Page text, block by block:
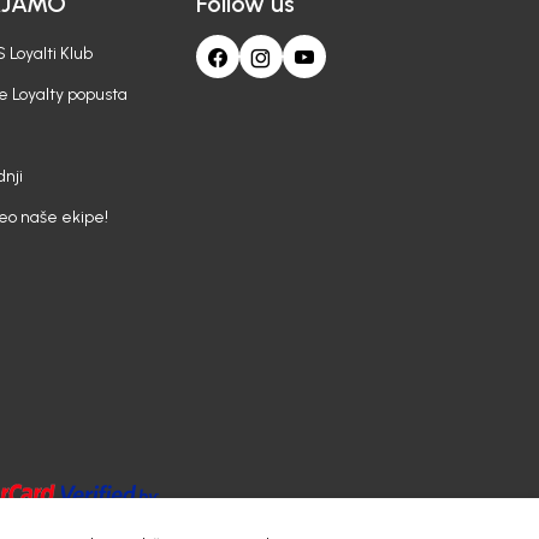
Loyalti Klub
Loyalty popusta
naše ekipe!